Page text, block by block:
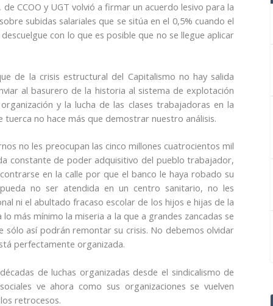
CCOO y UGT volvió a firmar un acuerdo lesivo para la
subidas salariales que se sitúa en el 0,5% cuando el
con lo que es posible que no se llegue aplicar
de la crisis estructural del Capitalismo no hay salida
al basurero de la historia al sistema de explotación
y la lucha de las clases trabajadoras en la
tuerca no hace más que demostrar nuestro análisis.
no les preocupan las cinco millones cuatrocientos mil
constante de poder adquisitivo del pueblo trabajador,
en la calle por que el banco le haya robado su
no ser atendida en un centro sanitario, no les
ni el abultado fracaso escolar de los hijos e hijas de la
más mínimo la miseria a la que a grandes zancadas se
sólo así podrán remontar su crisis. No debemos olvidar
perfectamente organizada.
de luchas organizadas desde el sindicalismo de
ve ahora como sus organizaciones se vuelven
retrocesos.